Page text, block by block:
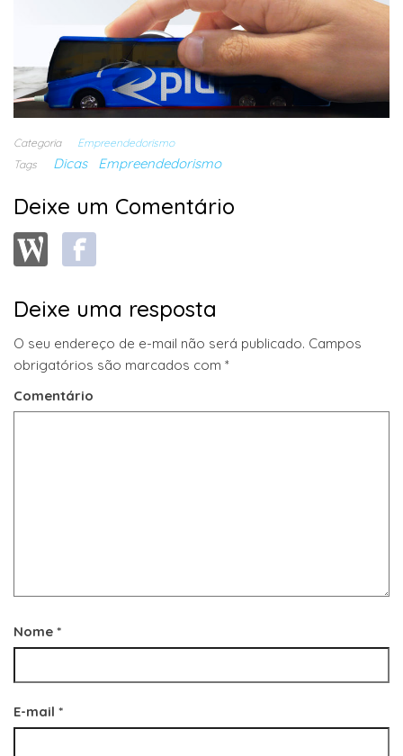
Categoria
Empreendedorismo
Tags
Dicas Empreendedorismo
Deixe um Comentário
Deixe uma resposta
O seu endereço de e-mail não será publicado. Campos
obrigatórios são marcados com *
Comentário
Nome *
E-mail *